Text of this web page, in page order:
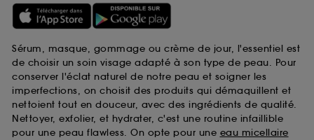
Sérum, masque, gommage ou crème de jour, l'essentiel est
de choisir un soin visage adapté à son type de peau. Pour
conserver l'éclat naturel de notre peau et soigner les
imperfections, on choisit des produits qui démaquillent et
nettoient tout en douceur, avec des ingrédients de qualité.
Nettoyer, exfolier, et hydrater, c'est une routine infaillible
pour une peau flawless. On opte pour une eau micellaire